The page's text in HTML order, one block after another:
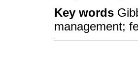
Key words
management;